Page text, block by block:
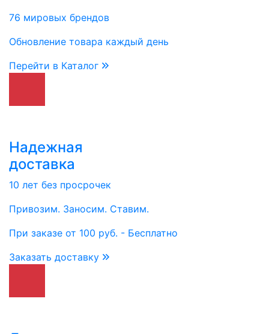
76 мировых брендов
Обновление товара каждый день
Перейти в Каталог
Надежная
доставка
10 лет без просрочек
Привозим. Заносим. Ставим.
При заказе от 100 руб. - Бесплатно
Заказать доставку